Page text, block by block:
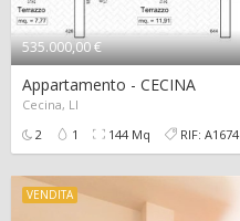
535.000,00 €
Appartamento - CECINA
Cecina, LI
2
1 144 Mq RIF: A1674
VENDITA